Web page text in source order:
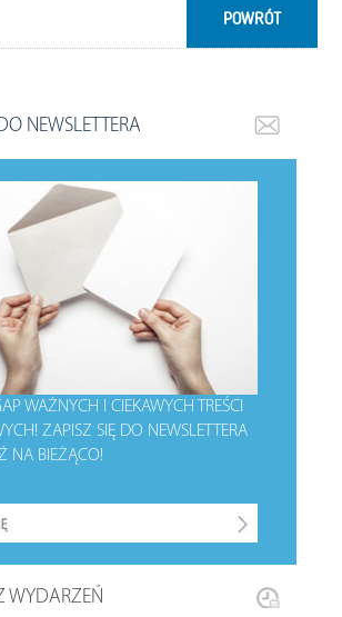
POWRÓT
NEWSLETTERA
WAŻNYCH I CIEKAWYCH TREŚCI
ZAPISZ SIĘ DO NEWSLETTERA
NA BIEŻĄCO!
WYDARZEŃ